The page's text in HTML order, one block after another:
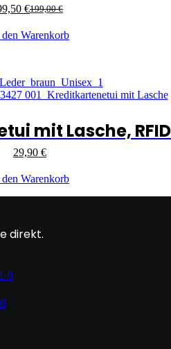
199,00€
€
Warenkorb
mit Lasche, RFID
29,90 €
Warenkorb
direkt.
0